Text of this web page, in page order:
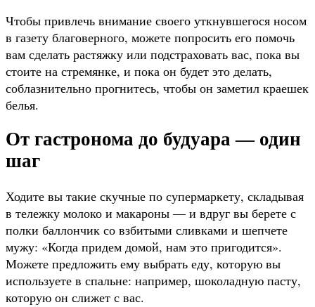
Чтобы привлечь внимание своего уткнувшегося носом
в газету благоверного, можете попросить его помочь
вам сделать растяжку или подстраховать вас, пока вы
стоите на стремянке, и пока он будет это делать,
соблазнительно прогнитесь, чтобы он заметил краешек
белья.
От гастронома до будуара — один
шаг
Ходите вы такие скучные по супермаркету, складывая
в тележку молоко и макароны — и вдруг вы берете с
полки баллончик со взбитыми сливками и шепчете
мужу: «Когда придем домой, нам это пригодится».
Можете предложить ему выбрать еду, которую вы
используете в спальне: например, шоколадную пасту,
которую он слижет с вас.